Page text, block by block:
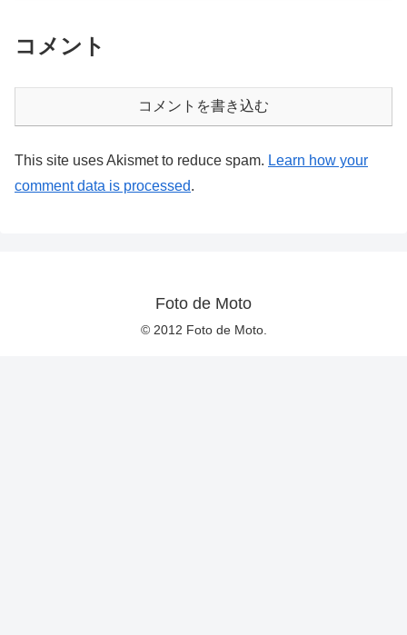
コメント
コメントを書き込む
This site uses Akismet to reduce spam. Learn how your
comment data is processed.
Foto de Moto
© 2012 Foto de Moto.